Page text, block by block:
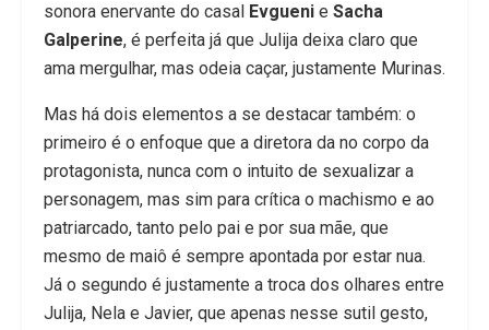
sonora enervante do casal Evgueni e Sacha
Galperine, é perfeita já que Julija deixa claro que
ama mergulhar, mas odeia caçar, justamente Murinas.
Mas há dois elementos a se destacar também: o
primeiro é o enfoque que a diretora da no corpo da
protagonista, nunca com o intuito de sexualizar a
personagem, mas sim para crítica o machismo e ao
patriarcado, tanto pelo pai e por sua mãe, que
mesmo de maiô é sempre apontada por estar nua.
Já o segundo é justamente a troca dos olhares entre
Julija, Nela e Javier, que apenas nesse sutil gesto,